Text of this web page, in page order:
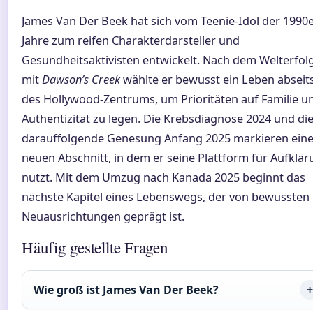
James Van Der Beek hat sich vom Teenie-Idol der
Jahre zum reifen Charakterdarsteller und
Gesundheitsaktivisten entwickelt. Nach dem
mitDawson’s Creekwählte er bewusst ein Leben
des Hollywood-Zentrums, um Prioritäten auf Familie
Authentizität zu legen. Die Krebsdiagnose 2024 und die
darauffolgende Genesung Anfang 2025 markieren
neuen Abschnitt, in dem er seine Plattform für
nutzt. Mit dem Umzug nach Kanada 2025 beginnt das
nächste Kapitel eines Lebenswegs, der von bewussten
Neuausrichtungen geprägt ist.
Häufig gestellte Fragen
Wie groß ist James Van Der Beek?